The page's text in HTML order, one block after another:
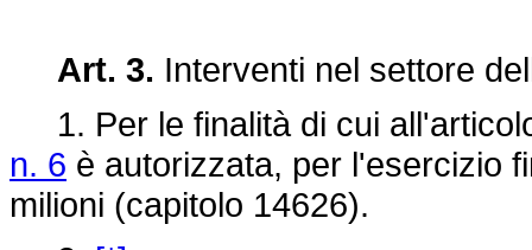
Art. 3. Interventi nel settore
1. Per le finalità di cui
n. 6 è autorizzata, per l'esercizio
milioni (capitolo 14626).